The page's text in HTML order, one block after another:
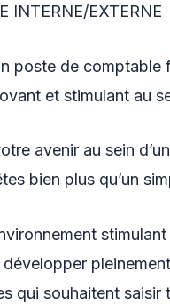
INTERNE/EXTERNE
poste de comptable
et stimulant au
avenir au sein
bien plus qu’un
qui souhaitent